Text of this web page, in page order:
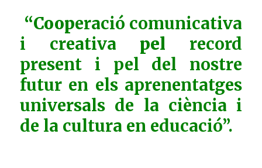
“Cooperació comunicativa
i creativa pel record
present i pel del nostre
futur en els aprenentatges
universals de la ciència i
de la cultura en educació”.